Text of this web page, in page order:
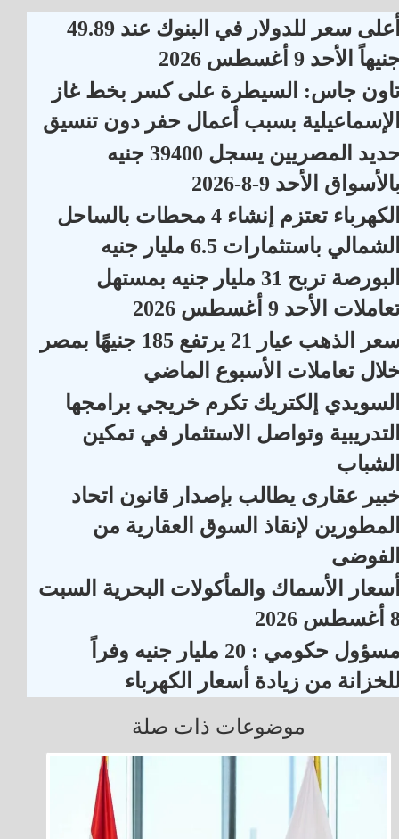
أعلى سعر للدولار في البنوك عند 49.89
الأحد 9 أغسطس 2026
جاس: السيطرة على كسر بخط غاز
بسبب أعمال حفر دون تنسيق
حديد المصريين يسجل 39400 جنيه
الأحد 9-8-2026
الكهرباء تعتزم إنشاء 4 محطات بالساحل
باستثمارات 6.5 مليار جنيه
البورصة تربح 31 مليار جنيه بمستهل
الأحد 9 أغسطس 2026
سعر الذهب عيار 21 يرتفع 185 جنيهًا بمصر
تعاملات الأسبوع الماضي
إلكتريك تكرم خريجي برامجها
وتواصل الاستثمار في تمكين
عقارى يطالب بإصدار قانون اتحاد
لإنقاذ السوق العقارية من
الأسماك والمأكولات البحرية السبت
2026
مسؤول حكومي : 20 مليار جنيه وفراً
من زيادة أسعار الكهرباء
موضوعات ذات صلة